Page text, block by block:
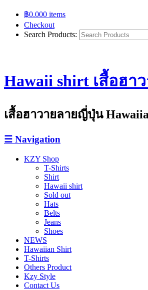
฿0.000 items
Checkout
Search Products:
Hawaii shirt เสื้อฮา
เสื้อฮาวายลายญี่ปุ่น
☰ Navigation
KZY Shop
T-Shirts
Shirt
Hawaii shirt
Sold out
Hats
Belts
Jeans
Shoes
NEWS
Hawaiian Shirt
T-Shirts
Others Product
Kzy Style
Contact Us